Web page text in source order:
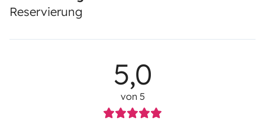
Reservierung
5,0
von 5